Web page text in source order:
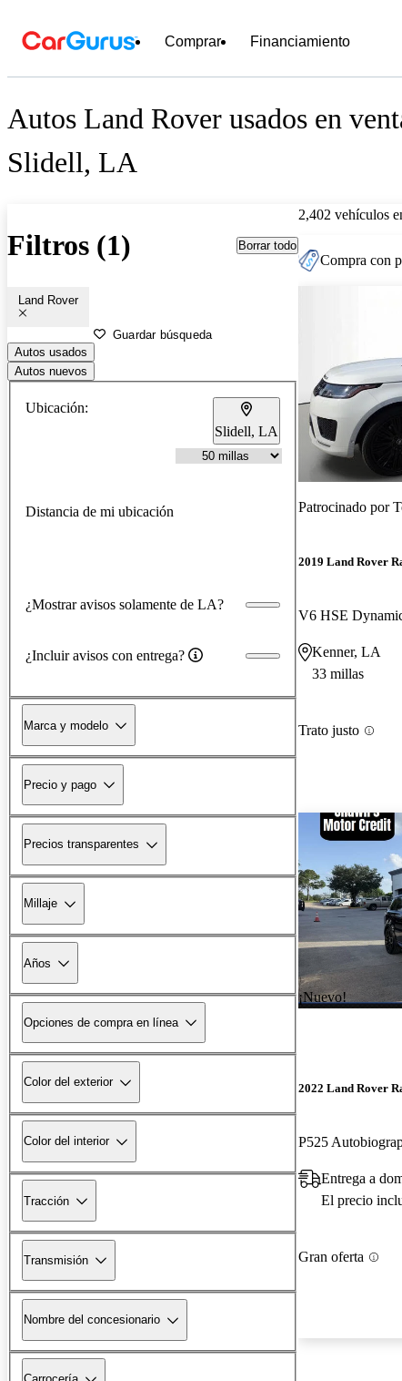
Comprar Financiamiento
Autos Land Rover usados en
Slidell, LA
Filtros (1) Borrar todo
Land Rover
Guardar búsqueda
Autos usados
Autos nuevos
Ubicación:
Slidell, LA
Distancia de mi ubicación
¿Mostrar avisos solamente de LA?
¿Incluir avisos con entrega?
Marca y modelo
Precio y pago
Precios transparentes
Millaje
Años
Opciones de compra en línea
Color del exterior
Color del interior
Tracción
Transmisión
Nombre del concesionario
2,402 vehículos
Compra con
Patrocinado por
2019 Land Rover
V6 HSE
Kenner, LA
33 millas
Trato justo
¡Nuevo!
2022 Land Rover
P525
Entrega a
El precio
Gran oferta